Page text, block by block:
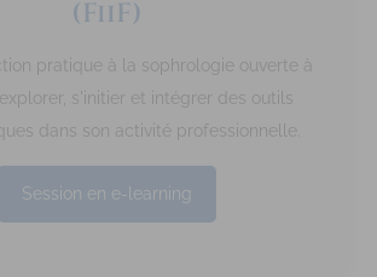
(FiiF)
pratique à la sophrologie ouverte à
s'initier et intégrer des outils
dans son activité professionnelle.
Session en e-learning